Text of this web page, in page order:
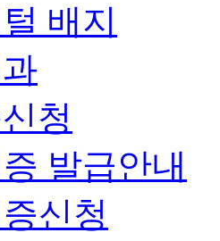
배지
청
발급안내
신청